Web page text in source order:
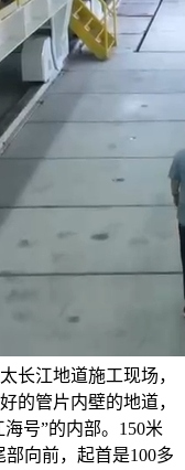
长江地道施工现场，
的管片内壁的地道，
号”的内部。150米
向前，起首是100多